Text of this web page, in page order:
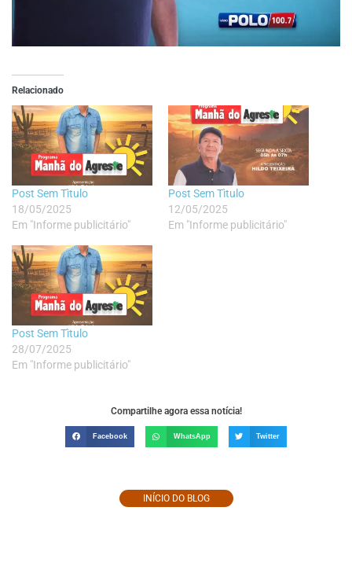
Relacionado
Post Sem Tìtulo
18/05/2025
Em "Informe publicitário"
Post Sem Tìtulo
12/05/2025
Em "Informe publicitário"
Post Sem Tìtulo
28/07/2025
Em "Informe publicitário"
Compartilhe agora essa notícia!
Facebook WhatsApp Twitter
INÍCIO DO BLOG